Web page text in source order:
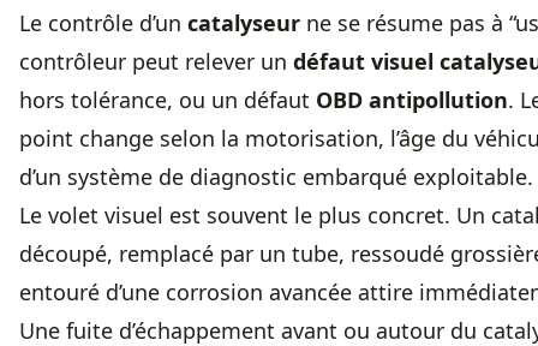
Le contrôle d’un catalyseur ne se résume pas à
contrôleur peut relever un défaut visuel
hors tolérance, ou un défaut OBD antipollution.
point change selon la motorisation, l’âge du
d’un système de diagnostic embarqué exploitable.
Le volet visuel est souvent le plus concret. Un
découpé, remplacé par un tube, ressoudé
entouré d’une corrosion avancée attire
Une fuite d’échappement avant ou autour du